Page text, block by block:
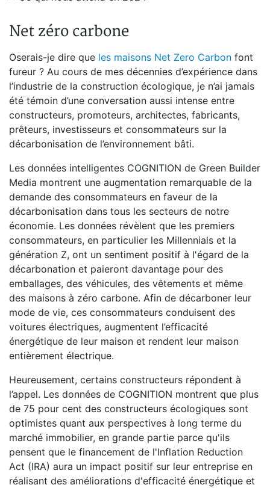
Net zéro carbone
Oserais-je dire que les maisons Net Zero Carbon font
fureur ? Au cours de mes décennies d’expérience dans
l’industrie de la construction écologique, je n’ai jamais
été témoin d’une conversation aussi intense entre
constructeurs, promoteurs, architectes, fabricants,
prêteurs, investisseurs et consommateurs sur la
décarbonisation de l’environnement bâti.
Les données intelligentes COGNITION de Green Builder
Media montrent une augmentation remarquable de la
demande des consommateurs en faveur de la
décarbonisation dans tous les secteurs de notre
économie. Les données révèlent que les premiers
consommateurs, en particulier les Millennials et la
génération Z, ont un sentiment positif à l'égard de la
décarbonation et paieront davantage pour des
emballages, des véhicules, des vêtements et même
des maisons à zéro carbone. Afin de décarboner leur
mode de vie, ces consommateurs conduisent des
voitures électriques, augmentent l’efficacité
énergétique de leur maison et rendent leur maison
entièrement électrique.
Heureusement, certains constructeurs répondent à
l’appel. Les données de COGNITION montrent que plus
de 75 pour cent des constructeurs écologiques sont
optimistes quant aux perspectives à long terme du
marché immobilier, en grande partie parce qu'ils
pensent que le financement de l'Inflation Reduction
Act (IRA) aura un impact positif sur leur entreprise en
réalisant des améliorations d'efficacité énergétique et